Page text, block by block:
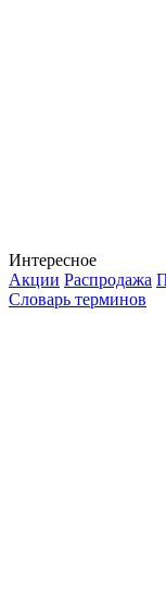
Интересное
Акции Распродажа
Словарь терминов